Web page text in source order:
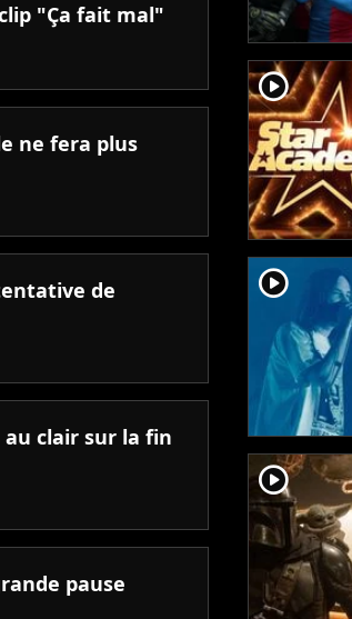
"Ça fait mal"
ne fera plus
de
clair sur la fin
pause
player2
player2
player2